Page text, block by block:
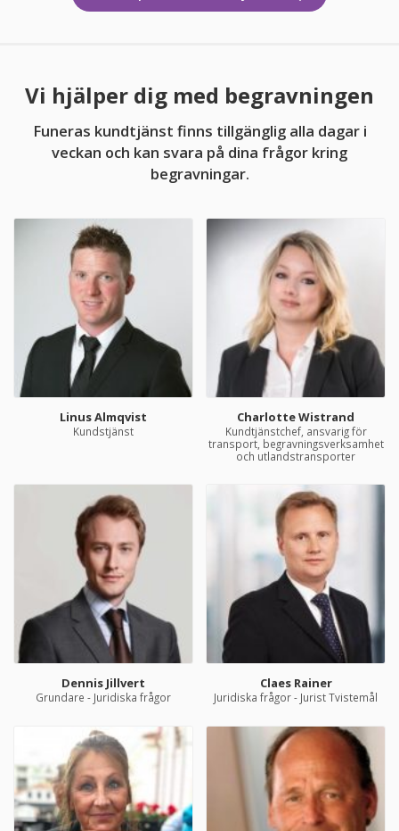
Vi hjälper dig med begravningen
Funeras kundtjänst finns tillgänglig alla dagar i
veckan och kan svara på dina frågor kring
begravningar.
Linus Almqvist
Kundstjänst
Charlotte Wistrand
Kundtjänstchef, ansvarig för
transport, begravningsverksamhet
och utlandstransporter
Dennis Jillvert
Grundare - Juridiska frågor
Claes Rainer
Juridiska frågor - Jurist Tvistemål